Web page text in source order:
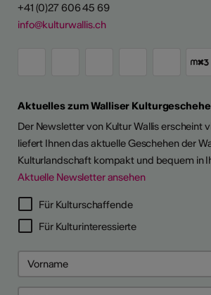
+41 (0)27 606 45 69
info@kulturwallis.ch
Aktuelles zum Walliser
Der Newsletter von Kultur Wallis erscheint
liefert Ihnen das aktuelle Geschehen der
Kulturlandschaft kompakt und bequem in
Aktuelle Newsletter ansehen
Für Kulturschaffende
Für Kulturinteressierte